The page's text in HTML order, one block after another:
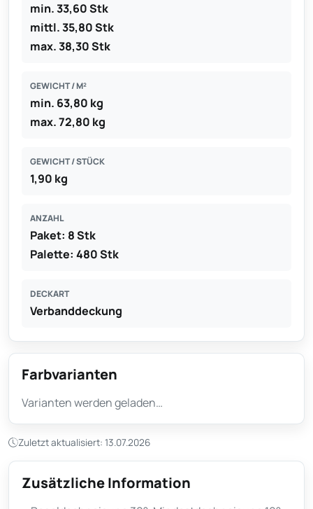
min. 33,60 Stk
mittl. 35,80 Stk
max. 38,30 Stk
GEWICHT / M²
min. 63,80 kg
max. 72,80 kg
GEWICHT / STÜCK
1,90 kg
ANZAHL
Paket: 8 Stk
Palette: 480 Stk
DECKART
Verbanddeckung
Farbvarianten
Varianten werden geladen…
Zuletzt aktualisiert: 13.07.2026
Zusätzliche Information